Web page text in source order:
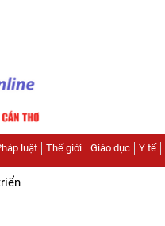
luật Thế giới Giáo dục Y tế